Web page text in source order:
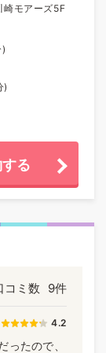
崎モアーズ5F
)
る
コミ数 9件
4.2
ったので、